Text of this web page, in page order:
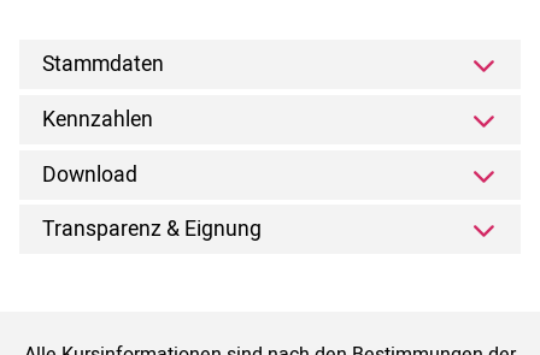
Stammdaten
Kennzahlen
Download
Transparenz & Eignung